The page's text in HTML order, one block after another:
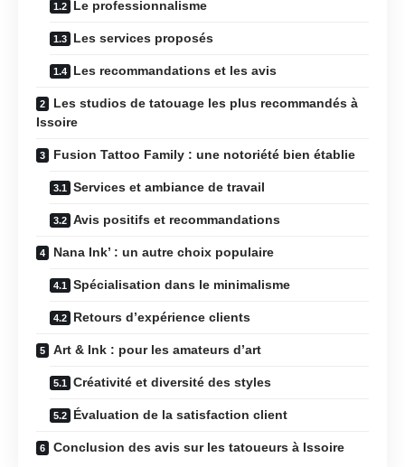
Le professionnalisme
Les services proposés
Les recommandations et les avis
Les studios de tatouage les plus recommandés à
Issoire
Fusion Tattoo Family : une notoriété bien établie
Services et ambiance de travail
Avis positifs et recommandations
Nana Ink’ : un autre choix populaire
Spécialisation dans le minimalisme
Retours d’expérience clients
Art & Ink : pour les amateurs d’art
Créativité et diversité des styles
Évaluation de la satisfaction client
Conclusion des avis sur les tatoueurs à Issoire